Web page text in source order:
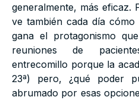
generalmente, más eficaz.
ve también cada día
gana el protagonismo
reuniones de
entrecomillo porque la
23ª) pero, ¿qué poder
abrumado por esas